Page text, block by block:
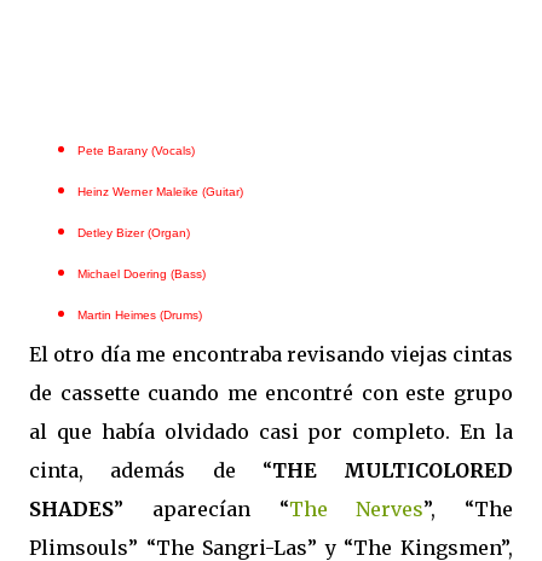
Pete Barany (Vocals)
Heinz Werner Maleike (Guitar)
Detley Bizer (Organ)
Michael Doering (Bass)
Martin Heimes (Drums)
El otro día me encontraba revisando viejas cintas
de cassette cuando me encontré con este grupo
al que había olvidado casi por completo. En la
cinta, además de “THE MULTICOLORED
SHADES” aparecían “The Nerves”, “The
Plimsouls” “The Sangri-Las” y “The Kingsmen”,